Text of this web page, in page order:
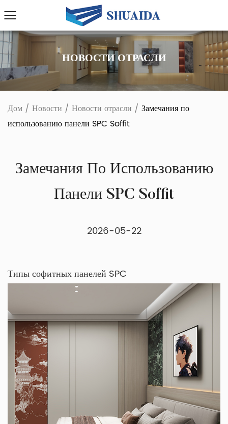
НОВОСТИ ОТРАСЛИ
Дом / Новости / Новости отрасли / Замечания по
использованию панели SPC Soffit
Замечания По Использованию
Панели SPC Soffit
2026-05-22
Типы софитных панелей SPC